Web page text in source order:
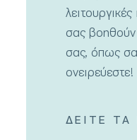
σας βοηθούν
σας, όπως
ονειρεύεστε!
ΔΕΙΤΕ ΤΑ